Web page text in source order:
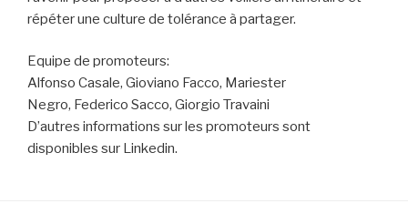
répéter une culture de tolérance à partager.
Equipe de promoteurs:
Alfonso Casale, Gioviano Facco, Mariester
Negro, Federico Sacco, Giorgio Travaini
D’autres informations sur les promoteurs sont
disponibles sur Linkedin.